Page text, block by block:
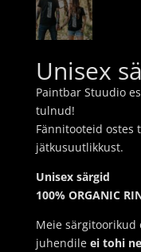
Unisex
Paintbar Stuudio
tulnud!
Fännitooteid ostes
jätkusuutlikkust.
Unisex särgid
100% ORGANIC
Meie särgitoorikud
juhendileei tohi